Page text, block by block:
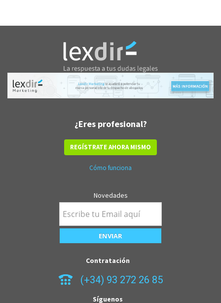
¿Eres profesional?
REGÍSTRATE AHORA MISMO
Cómo funciona
Novedades
Contratación
(+34) 93 272 26 85
Síguenos